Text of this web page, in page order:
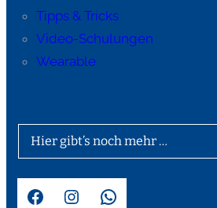
Tipps & Tricks
Video-Schulungen
Wearable
Hier gibt’s noch mehr …
Facebook Instagram WhatsApp